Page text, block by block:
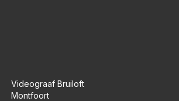
Videograaf Bruiloft
Montfoort